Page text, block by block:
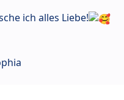
ich alles Liebe!